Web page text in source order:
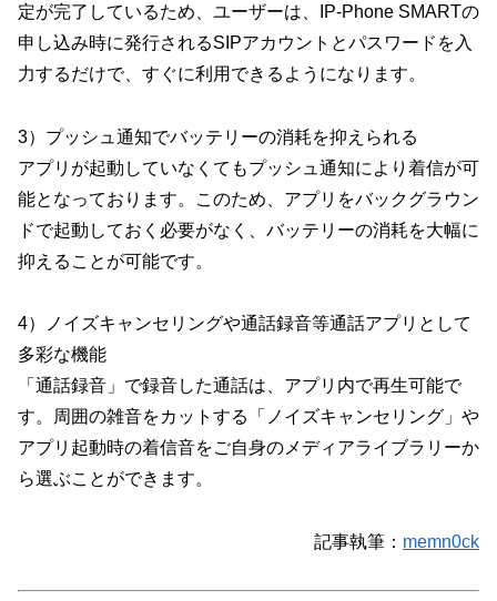
定が完了しているため、ユーザーは、IP-Phone SMARTの
申し込み時に発行されるSIPアカウントとパスワードを入
力するだけで、すぐに利用できるようになります。
3）プッシュ通知でバッテリーの消耗を抑えられる
アプリが起動していなくてもプッシュ通知により着信が可
能となっております。このため、アプリをバックグラウン
ドで起動しておく必要がなく、バッテリーの消耗を大幅に
抑えることが可能です。
4）ノイズキャンセリングや通話録音等通話アプリとして
多彩な機能
「通話録音」で録音した通話は、アプリ内で再生可能で
す。周囲の雑音をカットする「ノイズキャンセリング」や
アプリ起動時の着信音をご自身のメディアライブラリーか
ら選ぶことができます。
記事執筆： memn0ck